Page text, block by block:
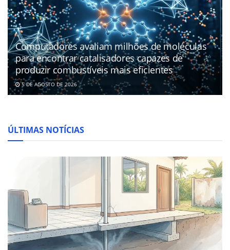
Computadores avaliam milhões de moléculas
para encontrar catalisadores capazes de
produzir combustíveis mais eficientes
5 DE AGOSTO DE 2026
ÚLTIMAS NOTÍCIAS